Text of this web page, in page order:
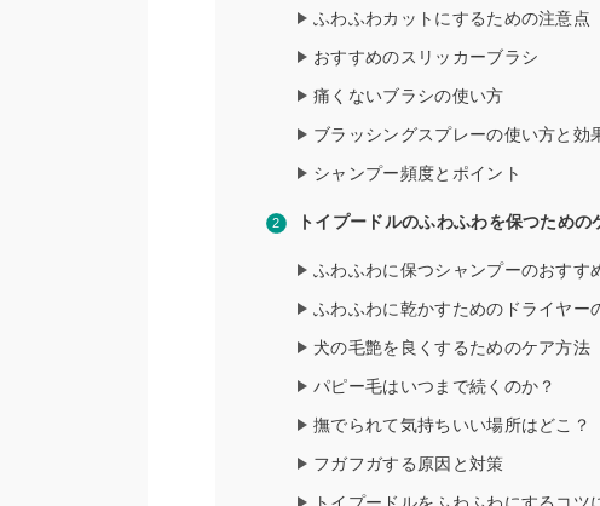
ふわふわカットにするための注意点
おすすめのスリッカーブラシ
痛くないブラシの使い方
ブラッシングスプレーの使い方と効
シャンプー頻度とポイント
トイプードルのふわふわを保つための
ふわふわに保つシャンプーのおすす
ふわふわに乾かすためのドライヤー
犬の毛艶を良くするためのケア方法
パピー毛はいつまで続くのか？
撫でられて気持ちいい場所はどこ？
フガフガする原因と対策